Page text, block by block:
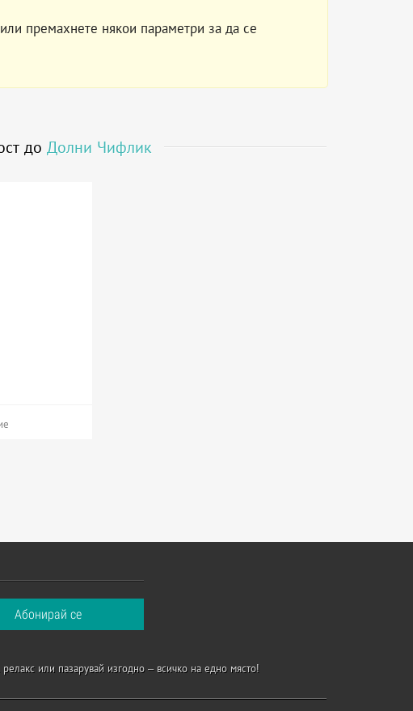
премахнете някои параметри за да се
до Долни Чифлик
или пазарувай изгодно – всичко на едно място!